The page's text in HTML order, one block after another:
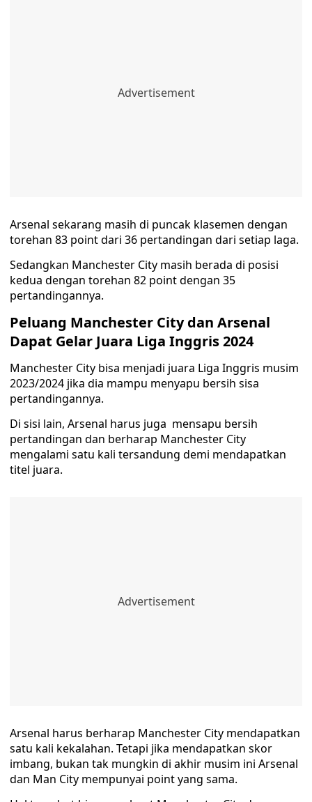
Arsenal sekarang masih di puncak klasemen dengan
torehan 83 point dari 36 pertandingan dari setiap laga.
Sedangkan Manchester City masih berada di posisi
kedua dengan torehan 82 point dengan 35
pertandingannya.
Peluang Manchester City dan Arsenal
Dapat Gelar Juara Liga Inggris 2024
Manchester City bisa menjadi juara Liga Inggris musim
2023/2024 jika dia mampu menyapu bersih sisa
pertandingannya.
Di sisi lain, Arsenal harus juga mensapu bersih
pertandingan dan berharap Manchester City
mengalami satu kali tersandung demi mendapatkan
titel juara.
Arsenal harus berharap Manchester City mendapatkan
satu kali kekalahan. Tetapi jika mendapatkan skor
imbang, bukan tak mungkin di akhir musim ini Arsenal
dan Man City mempunyai point yang sama.